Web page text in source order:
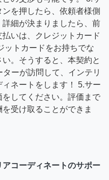
を押したら、依頼者様側
細が決まりましたら、前
いは、クレジットカード
ットカードをお持ちでな
。そうすると、本契約と
ーが訪問して、インテリ
ネートをします！ 5.サー
してください。評価まで
受け取ることができま
コーディネートのサポー